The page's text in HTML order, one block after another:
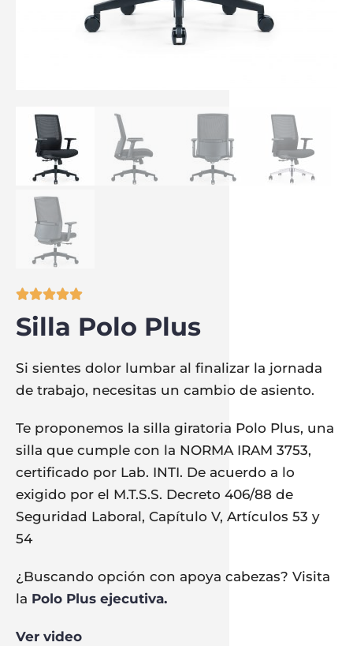

Silla Polo Plus
Si sientes dolor lumbar al finalizar la jornada
de trabajo, necesitas un cambio de asiento.
Te proponemos la silla giratoria Polo Plus, una
silla que cumple con la NORMA IRAM 3753,
certificado por Lab. INTI. De acuerdo a lo
exigido por el M.T.S.S. Decreto 406/88 de
Seguridad Laboral, Capítulo V, Artículos 53 y
54
¿Buscando opción con apoya cabezas? Visita
la Polo Plus ejecutiva.
Ver video